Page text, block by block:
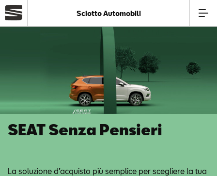
Offerte
Service
Sciotto Automobili
SEAT Senza Pensieri
La soluzione d’acquisto più semplice per scegliere la tua